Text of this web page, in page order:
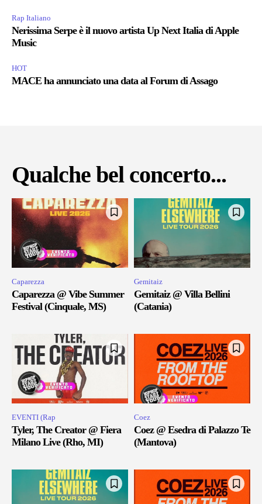
Rap Italiano
Nerissima Serpe è il nuovo artista Up Next Italia di Apple
Music
HOT
MACE ha annunciato una data al Forum di Assago
Qualche bel concerto...
Caparezza
Caparezza @ Vibe Summer
Festival (Cinquale, MS)
Gemitaiz
Gemitaiz @ Villa Bellini
(Catania)
EVENTI (Rap
Tyler, The Creator @ Fiera
Milano Live (Rho, MI)
Coez
Coez @ Esedra di Palazzo Te
(Mantova)